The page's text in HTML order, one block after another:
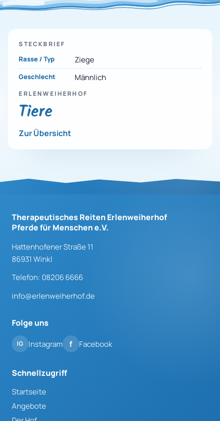
STECKBRIEF
Rasse / Typ Ziege
Geschlecht Männlich
ERLENWEIHERHOF
Tiere
Zur Übersicht
Therapeutisches Reiten Erlenweiherhof
Pferde für Menschen e.V.
Hattenhofener Straße 11
86931 Winkl
Telefon: 08206 6666
info@erlenweiherhof.de
Folge uns
Instagram Facebook
Schnellzugriff
Startseite
Angebote